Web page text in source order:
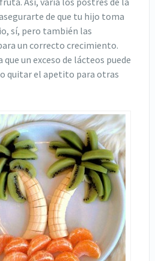
de que tu hijo toma
sí, pero también las
un correcto crecimiento.
un exceso de lácteos puede
quitar el apetito para otras